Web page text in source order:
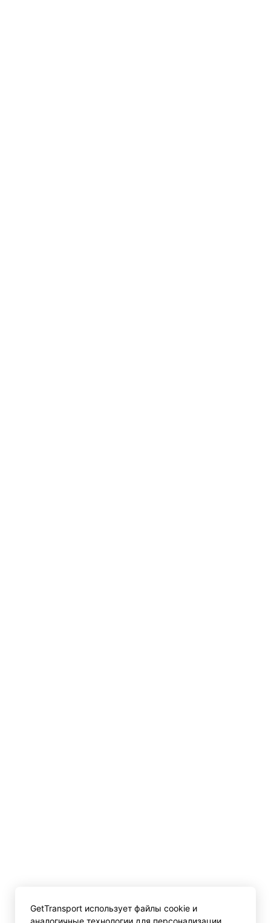
GetTransport использует файлы cookie и
аналогичные технологии для персонализации